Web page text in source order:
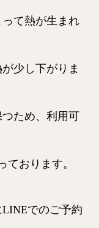
て熱が生まれ
少し下がりま
ため、利用可
ております。
でのご予約